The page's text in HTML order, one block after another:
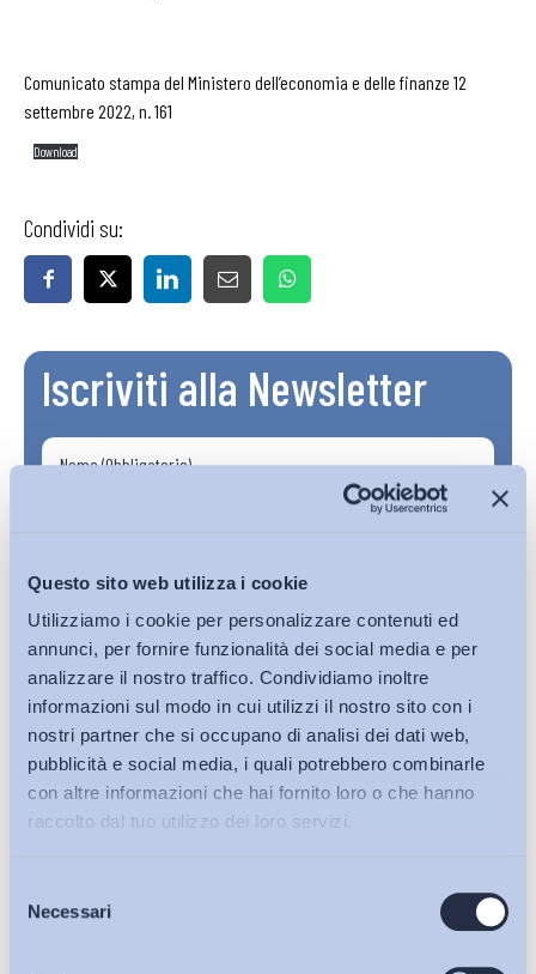
Bollettini ADAPT
Questo sito web utilizza i cookie
Utilizziamo i cookie per personalizzare contenuti ed
annunci, per fornire funzionalità dei social media e per
analizzare il nostro traffico. Condividiamo inoltre
informazioni sul modo in cui utilizzi il nostro sito con i
nostri partner che si occupano di analisi dei dati web,
pubblicità e social media, i quali potrebbero combinarle
con altre informazioni che hai fornito loro o che hanno
raccolto dal tuo utilizzo dei loro servizi.
delNecessari
Comunicato stampa del Ministero dell’economia e delle finanze 12
settembre 2022, n. 161
Download
Condividi su:
Iscriviti alla Newsletter